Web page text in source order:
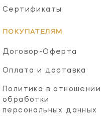
Сертификаты
ПОКУПАТЕЛЯМ
Договор-Оферта
Оплата и доставка
Политика в отношении
обработки
персональных данных